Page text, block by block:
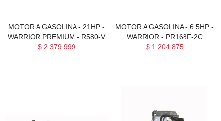
MOTOR A GASOLINA - 21HP -
WARRIOR PREMIUM - R580-V
$ 2.379.999
MOTOR A GASOLINA - 6.5HP -
WARRIOR - PR168F-2C
$ 1.204.875